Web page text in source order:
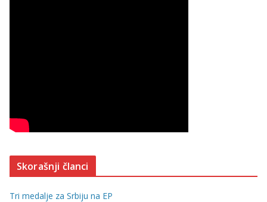
Skorašnji članci
Tri medalje za Srbiju na EP